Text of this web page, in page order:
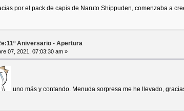
por el pack de capis de Naruto Shippuden, comenzaba a
Aniversario - Apertura
07, 2021, 07:03:30 am »
uno más y contando. Menuda sorpresa me he llevado,